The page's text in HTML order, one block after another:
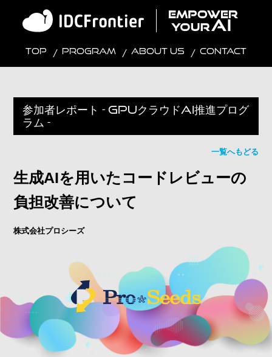
TOP Program About Us Contact
参加者レポート - GPUクラウドAI推進プログ
ラム -
一覧へもどる
生成AIを用いたコードレビューの
負担改善について
株式会社プロシーズ